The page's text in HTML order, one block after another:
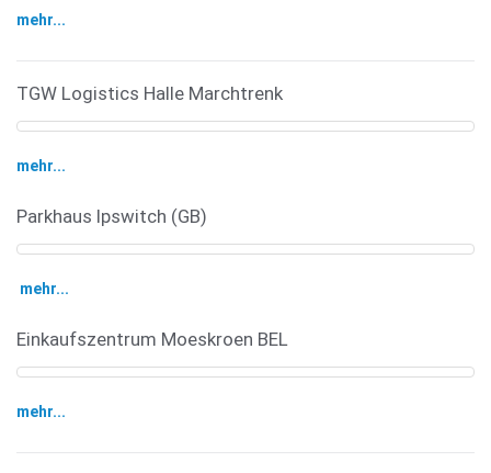
mehr...
TGW Logistics Halle Marchtrenk
mehr...
Parkhaus Ipswitch (GB)
mehr...
Einkaufszentrum Moeskroen BEL
mehr...